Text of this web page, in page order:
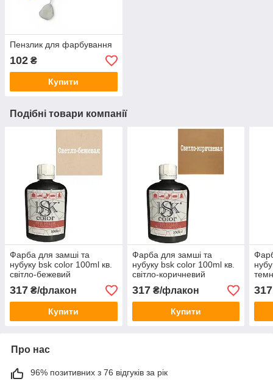
Пензлик для фарбування
102 ₴
Купити
Подібні товари компанії
Фарба для замші та
нубуку bsk color 100ml кв.
світло-бежевий
317 ₴/флакон
Купити
Фарба для замші та
нубуку bsk color 100ml кв.
світло-коричневий
317₴/флакон
Купити
317
Про нас
96% позитивних з 76 відгуків за рік